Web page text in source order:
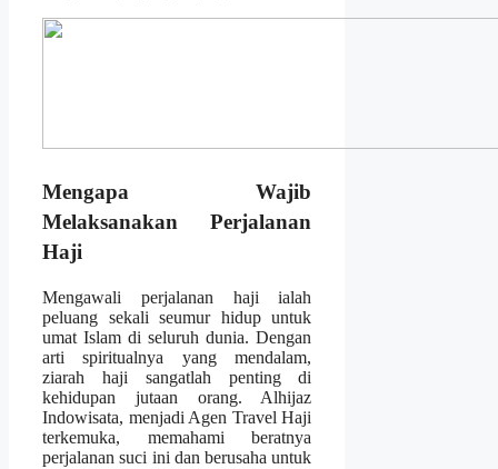
Mengapa Wajib
Melaksanakan Perjalanan
Haji
Mengawali perjalanan haji ialah
peluang sekali seumur hidup untuk
umat Islam di seluruh dunia. Dengan
arti spiritualnya yang mendalam,
ziarah haji sangatlah penting di
kehidupan jutaan orang. Alhijaz
Indowisata, menjadi Agen Travel Haji
terkemuka, memahami beratnya
perjalanan suci ini dan berusaha untuk